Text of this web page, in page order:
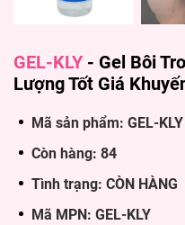
GEL-KLY - Gel Bôi
Lượng Tốt Giá
Mã sản phẩm: GEL-KLY
Còn hàng: 84
Tình trạng: CÒN HÀNG
Mã MPN: GEL-KLY